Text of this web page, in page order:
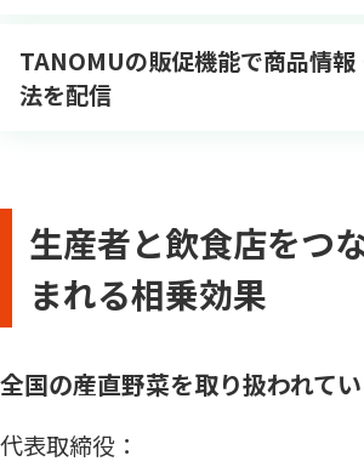
TANOMUの販促機能で商品情報
法を配信
生産者と飲食店をつ
まれる相乗効果
全国の産直野菜を取り扱われてい
代表取締役：